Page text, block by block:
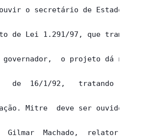
o secretário de Estado da
de Lei 1.291/97, que tramita
o projeto dá nova
de  16/1/92,   tratando   da
Mitre  deve ser ouvido na
Machado,  relator  da